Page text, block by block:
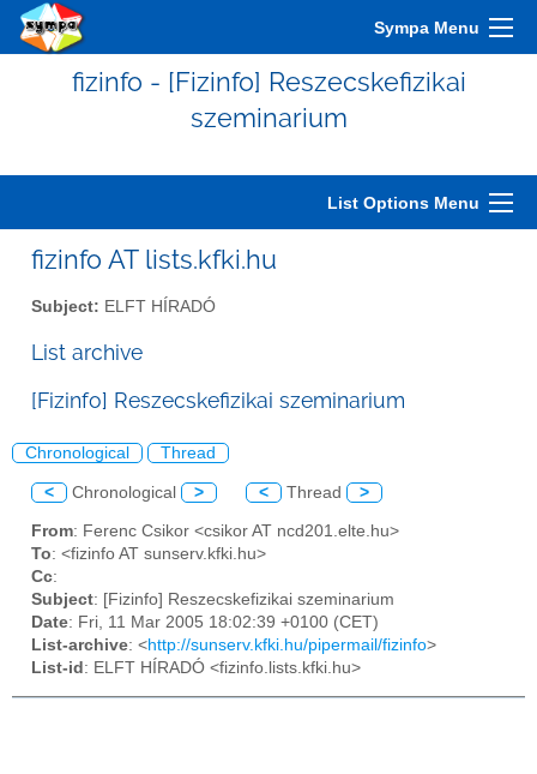
Sympa Menu
fizinfo - [Fizinfo] Reszecskefizikai
szeminarium
List Options Menu
fizinfo AT lists.kfki.hu
Subject: ELFT HÍRADÓ
List archive
[Fizinfo] Reszecskefizikai szeminarium
Chronological Thread
< Chronological > < Thread >
From: Ferenc Csikor <csikor AT ncd201.elte.hu>
To: <fizinfo AT sunserv.kfki.hu>
Cc:
Subject: [Fizinfo] Reszecskefizikai szeminarium
Date: Fri, 11 Mar 2005 18:02:39 +0100 (CET)
List-archive: <http://sunserv.kfki.hu/pipermail/fizinfo>
List-id : ELFT HÍRADÓ <fizinfo.lists.kfki.hu>